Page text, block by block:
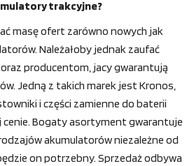
trakcyjne?
masę ofert zarówno nowych jak
Należałoby jednak zaufać
producentom, jacy gwarantują
Jedną z takich marek jest Kronos,
i części zamienne do baterii
Bogaty asortyment gwarantuje
akumulatorów niezależne od
on potrzebny. Sprzedaż odbywa